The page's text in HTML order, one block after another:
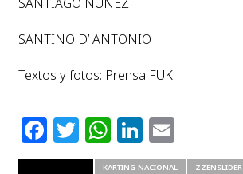
SANTINO D’ ANTONIO
Textos y fotos: Prensa FUK.
Facebook
Twitter
WhatsApp
LinkedIn
Email
KARTING NACIONAL ZZENSLIDER